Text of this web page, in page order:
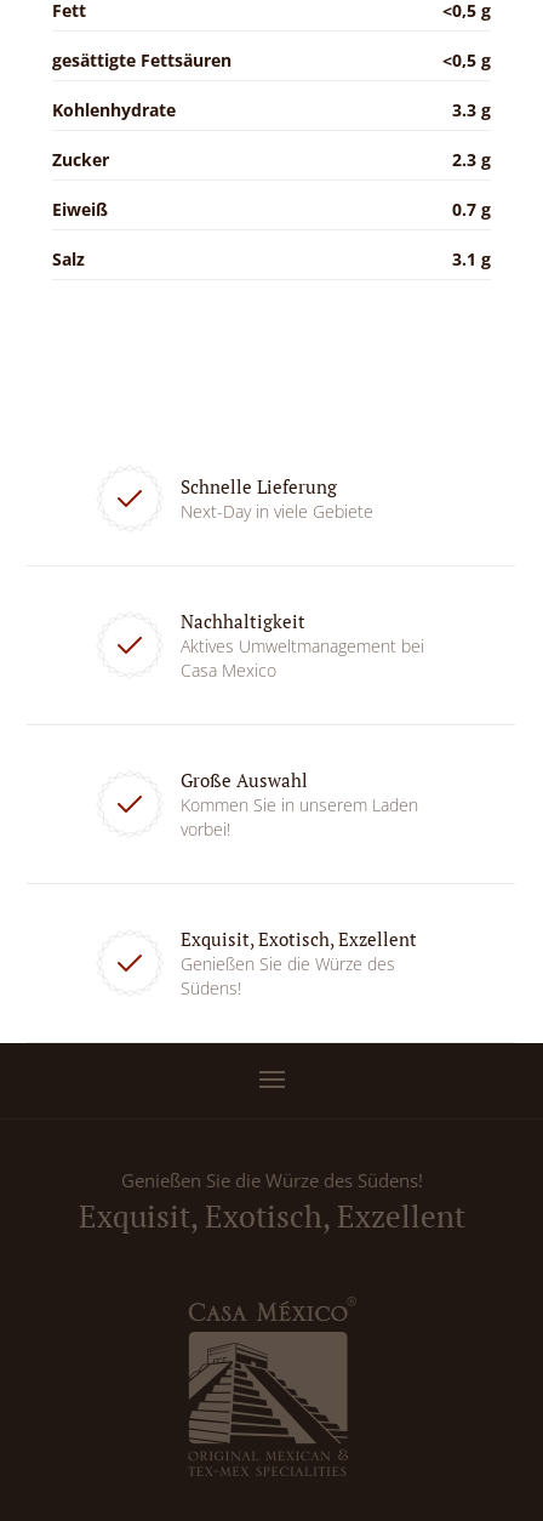
Fett <0,5 g
gesättigte Fettsäuren <0,5 g
Kohlenhydrate 3.3 g
Zucker 2.3 g
Eiweiß 0.7 g
Salz 3.1 g
Schnelle Lieferung
Next-Day in viele Gebiete
Nachhaltigkeit
Aktives Umweltmanagement bei
Casa Mexico
Große Auswahl
Kommen Sie in unserem Laden
vorbei!
Exquisit, Exotisch, Exzellent
Genießen Sie die Würze des
Südens!
Genießen Sie die Würze des Südens!
Exquisit, Exotisch, Exzellent